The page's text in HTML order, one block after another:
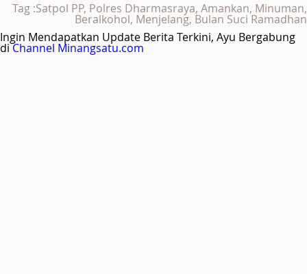
Tag :Satpol PP, Polres Dharmasraya, Amankan, Minuman,
Beralkohol, Menjelang, Bulan Suci Ramadhan
Ingin Mendapatkan Update Berita Terkini, Ayu Bergabung
diChannel Minangsatu.com